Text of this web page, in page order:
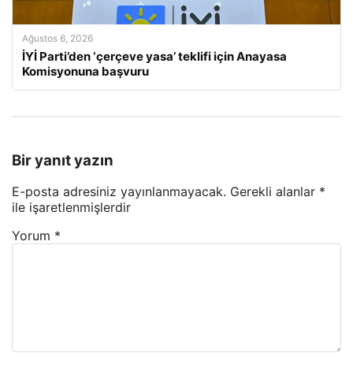
Ağustos 6, 2026
İYİ Parti’den ‘çerçeve yasa’ teklifi için Anayasa
Komisyonuna başvuru
Bir yanıt yazın
E-posta adresiniz yayınlanmayacak. Gerekli alanlar *
ile işaretlenmişlerdir
Yorum *